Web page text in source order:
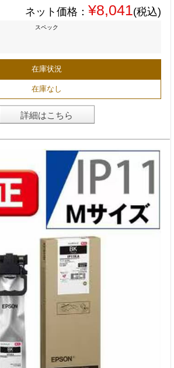
ネット価格： ¥8,041(税込)
スペック
在庫状況
在庫なし
詳細はこちら